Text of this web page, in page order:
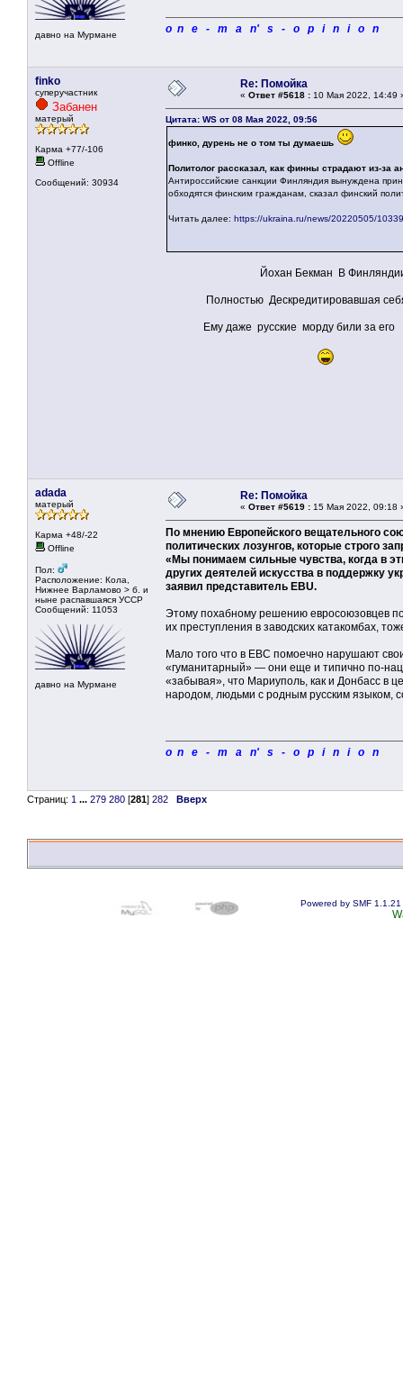
давно на Мурмане o n e - m a n' s - o p i n i o n
finko
суперучастник
Забанен
матерый
Карма +77/-106
Offline
Сообщений: 30934
Re: Помойка
« Ответ #5618 : 10 Мая 2022, 14:49
Цитата: WS от 08 Мая 2022, 09:56
финко, дурень не о том ты думаешь
Политолог рассказал, как финны страдают из-за
Антироссийские санкции Финляндия вынуждена
обходятся финским гражданам, сказал финский
Читать далее: https://ukraina.ru/news/20220505/
Йохан Бекман В Финляндии
Полностью Дескредитировавшая
Ему даже русские морду били за его
adada
матерый
Карма +48/-22
Offline
Пол:
Расположение: Кола,
Нижнее Варламово > б. и
ныне распавшаяся УССР
Сообщений: 11053
давно на Мурмане
Re: Помойка
« Ответ #5619 : 15 Мая 2022, 09:18
По мнению Европейского вещательного
политических лозунгов, которые строго
«Мы понимаем сильные чувства, когда в
других деятелей искусства в поддержку
заявил представитель EBU.
Этому похабному решению евросоюзовцев
их преступления в заводских катакомбах,
Мало того что в ЕВС помоечно нарушают
«гуманитарный» — они еще и типично по-
«забывая», что Мариуполь, как и Донбасс в
народом, людьми с родным русским языком,
o n e - m a n' s - o p i n i o n
Страниц: 1 ... 279 280 [281] 282 Вверх
Powered by SMF 1.1.21